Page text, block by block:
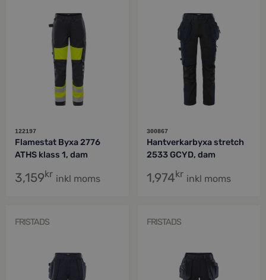
122197
Flamestat Byxa 2776
ATHS klass 1, dam
3,159kr inkl moms
300867
Hantverkarbyxa stretch
2533 GCYD, dam
1,974kr inkl moms
FRISTADS FRISTADS